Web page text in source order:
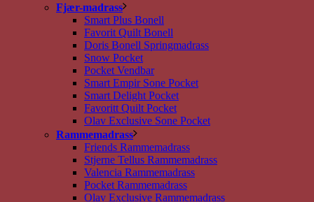
Fjær-madrass
Smart Plus Bonell
Favorit Quilt Bonell
Doris Bonell Springmadrass
Snow Pocket
Pocket Vendbar
Smart Empir Sone Pocket
Smart Delight Pocket
Favoritt Quilt Pocket
Olav Exclusive Sone Pocket
Rammemadrass
Friends Rammemadrass
Stjerne Tellus Rammemadrass
Valencia Rammemadrass
Pocket Rammemadrass
Olav Exclusive Rammemadrass